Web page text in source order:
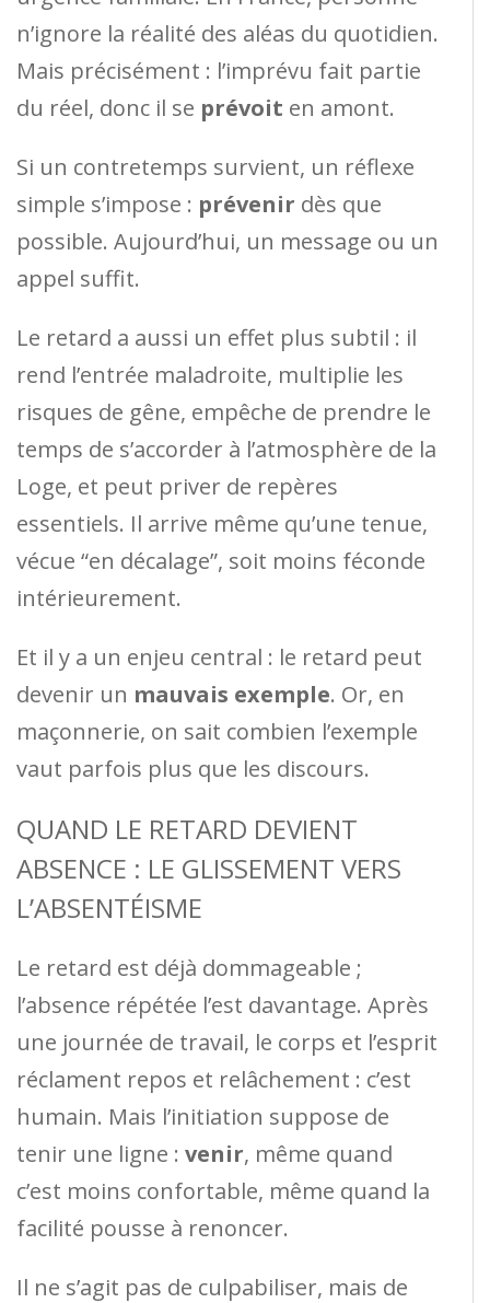
n’ignore la réalité des aléas du quotidien.
Mais précisément : l’imprévu fait partie
du réel, donc il se prévoit en amont.
Si un contretemps survient, un réflexe
simple s’impose : prévenir dès que
possible. Aujourd’hui, un message ou un
appel suffit.
Le retard a aussi un effet plus subtil : il
rend l’entrée maladroite, multiplie les
risques de gêne, empêche de prendre le
temps de s’accorder à l’atmosphère de la
Loge, et peut priver de repères
essentiels. Il arrive même qu’une tenue,
vécue “en décalage”, soit moins féconde
intérieurement.
Et il y a un enjeu central : le retard peut
devenir un mauvais exemple. Or, en
maçonnerie, on sait combien l’exemple
vaut parfois plus que les discours.
QUAND LE RETARD DEVIENT
ABSENCE : LE GLISSEMENT VERS
L’ABSENTÉISME
Le retard est déjà dommageable ;
l’absence répétée l’est davantage. Après
une journée de travail, le corps et l’esprit
réclament repos et relâchement : c’est
humain. Mais l’initiation suppose de
tenir une ligne : venir, même quand
c’est moins confortable, même quand la
facilité pousse à renoncer.
Il ne s’agit pas de culpabiliser, mais de